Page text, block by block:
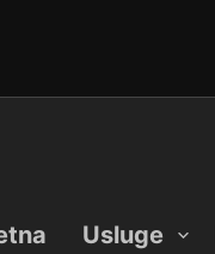
Usluge